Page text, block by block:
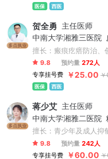
医保 西医
多点执业
贺全勇 主任医师
中南大学湘雅三医院
擅长：瘢痕疙瘩防治、
9.8 预约量 272人
专享挂号费
￥25.00
医保 西医
多点执业
蒋少艾 主任医师
中南大学湘雅二医院
擅长：青少年及成人抑
9.8 预约量 242人
专享挂号费
￥60.00